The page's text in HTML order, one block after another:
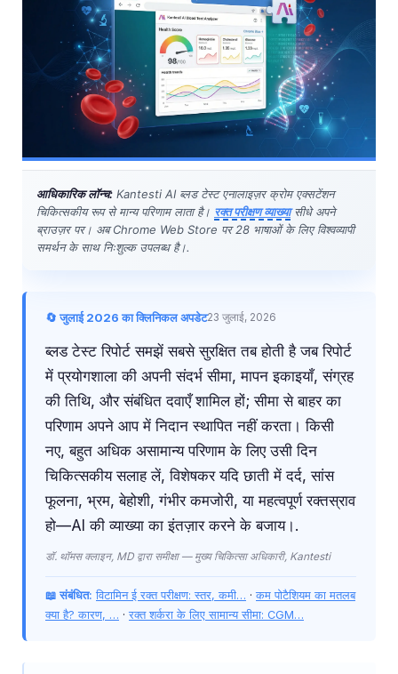
आधिकारिक लॉन्च: Kantesti AI ब्लड टेस्ट एनालाइज़र क्रोम एक्सटेंशन
चिकित्सकीय रूप से मान्य परिणाम लाता है। रक्त परीक्षण व्याख्यासीधे अपने
ब्राउज़र पर। अब Chrome Web Store पर 28 भाषाओं के लिए विश्वव्यापी
समर्थन के साथ निःशुल्क उपलब्ध है।.
🔄 जुलाई 2026 का क्लिनिकल अपडेट23 जुलाई, 2026
ब्लड टेस्ट रिपोर्ट समझें सबसे सुरक्षित तब होती है जब रिपोर्ट
में प्रयोगशाला की अपनी संदर्भ सीमा, मापन इकाइयाँ, संग्रह
की तिथि, और संबंधित दवाएँ शामिल हों; सीमा से बाहर का
परिणाम अपने आप में निदान स्थापित नहीं करता। किसी
नए, बहुत अधिक असामान्य परिणाम के लिए उसी दिन
चिकित्सकीय सलाह लें, विशेषकर यदि छाती में दर्द, सांस
फूलना, भ्रम, बेहोशी, गंभीर कमजोरी, या महत्वपूर्ण रक्तस्राव
हो—AI की व्याख्या का इंतज़ार करने के बजाय।.
डॉ. थॉमस क्लाइन, MD द्वारा समीक्षा — मुख्य चिकित्सा अधिकारी, Kantesti
📖 संबंधित: विटामिन ई रक्त परीक्षण: स्तर, कमी… · कम पोटैशियम का मतलब
क्या है? कारण, … · रक्त शर्करा के लिए सामान्य सीमा: CGM…